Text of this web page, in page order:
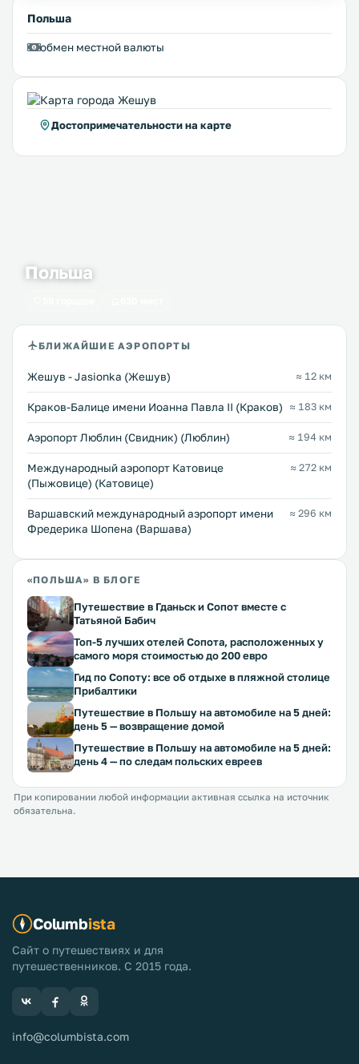
Польша
обмен местной валюты
Достопримечательности на карте
Польша
БЛИЖАЙШИЕ АЭРОПОРТЫ
Жешув - Jasionka (Жешув) ≈ 12 км
Краков-Балице имени Иоанна Павла II (Краков) ≈ 183 км
Аэропорт Люблин (Свидник) (Люблин) ≈ 194 км
Международный аэропорт Катовице
(Пыжовице) (Катовице)
≈ 272 км
Варшавский международный аэропорт имени
Фредерика Шопена (Варшава)
≈ 296 км
«ПОЛЬША» В БЛОГЕ
Путешествие в Гданьск и Сопот вместе с
Татьяной Бабич
Топ-5 лучших отелей Сопота, расположенных у
самого моря стоимостью до 200 евро
Гид по Сопоту: все об отдыхе в пляжной столице
Прибалтики
Путешествие в Польшу на автомобиле на 5 дней:
день 5 — возвращение домой
Путешествие в Польшу на автомобиле на 5 дней:
день 4 — по следам польских евреев
При копировании любой информации активная ссылка на источник
обязательна.
Columbista
Сайт о путешествиях и для
путешественников. С 2015 года.
info@columbista.com